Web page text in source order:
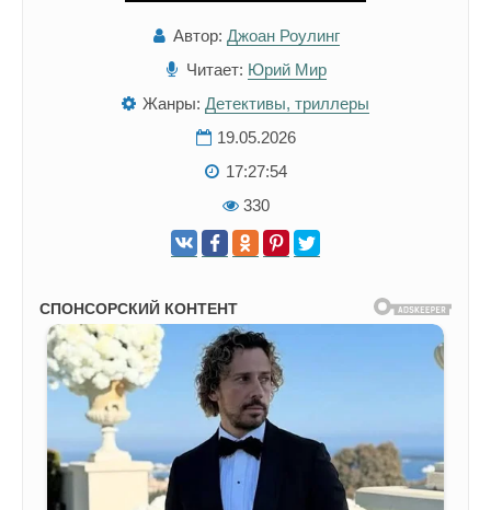
Автор: Джоан Роулинг
Читает: Юрий Мир
Жанры: Детективы, триллеры
19.05.2026
17:27:54
330